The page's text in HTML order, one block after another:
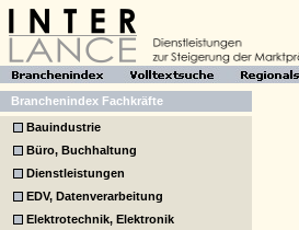
Branchenindex Fachkräfte
Bauindustrie
Büro, Buchhaltung
Dienstleistungen
EDV, Datenverarbeitung
Elektrotechnik, Elektronik